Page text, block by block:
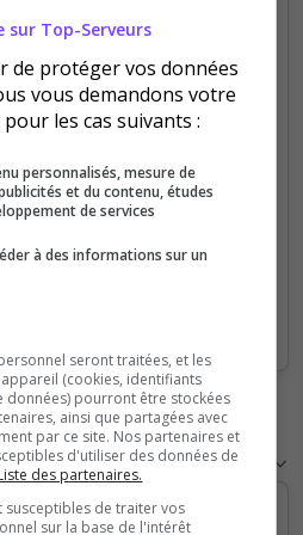
sur Top-Serveurs
de protéger vos données
vous demandons votre
les cas suivants :
personnalisés, mesure de
et du contenu, études
de services
à des informations sur un
seront traitées, et les
(cookies, identifiants
données) pourront être stockées
ainsi que partagées avec
par ce site. Nos partenaires et
d'utiliser des données de
des partenaires.
susceptibles de traiter vos
sur la base de l'intérêt